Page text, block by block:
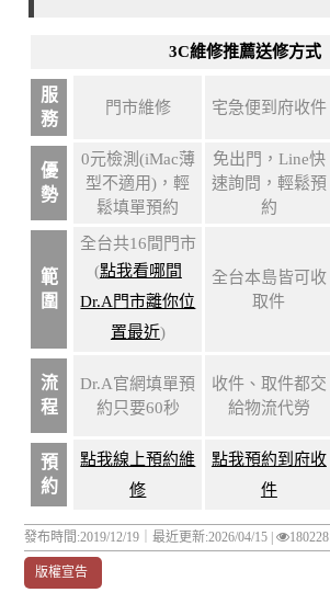
3C維修推薦送修方式
服
務
門市維修 宅急便到府收件
優
勢
0元檢測(iMac薄
型不適用)，輕
鬆填單預約
免出門，Line快
速詢問，輕鬆預
約
範
圍
全台共16間門市
(點我看哪間
Dr.A門市離你位
置最近)
全台本島皆可收
取件
流
程
Dr.A官網填單預
約只要60秒
收件、取件都交
給物流代勞
預
約
點我線上預約維
修
點我預約到府收
件
發布時間:2019/12/19｜最近更新:2026/04/15 | 180228
版權宣告